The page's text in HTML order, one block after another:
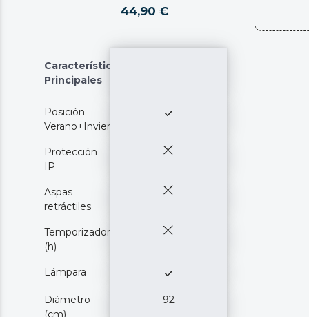
44,90 €
Características
Principales
Posición
Verano+Invierno
Protección
IP
Aspas
retráctiles
Temporizador
(h)
Lámpara
Diámetro
(cm)
92